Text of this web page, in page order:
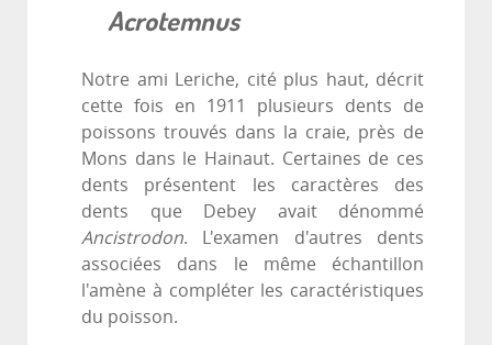
Acrotemnus
Notre ami Leriche, cité plus haut, décrit
cette fois en 1911 plusieurs dents de
poissons trouvés dans la craie, près de
Mons dans le Hainaut. Certaines de ces
dents présentent les caractères des
dents que Debey avait dénommé
Ancistrodon. L'examen d'autres dents
associées dans le même échantillon
l'amène à compléter les caractéristiques
du poisson.